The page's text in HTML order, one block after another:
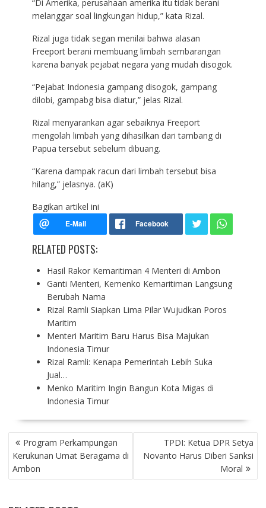
“Di Amerika, perusahaan amerika itu tidak berani
melanggar soal lingkungan hidup,” kata Rizal.
Rizal juga tidak segan menilai bahwa alasan
Freeport berani membuang limbah sembarangan
karena banyak pejabat negara yang mudah disogok.
“Pejabat Indonesia gampang disogok, gampang
dilobi, gampabg bisa diatur,” jelas Rizal.
Rizal menyarankan agar sebaiknya Freeport
mengolah limbah yang dihasilkan dari tambang di
Papua tersebut sebelum dibuang.
“Karena dampak racun dari limbah tersebut bisa
hilang,” jelasnya. (aK)
Bagikan artikel ini
RELATED POSTS:
Hasil Rakor Kemaritiman 4 Menteri di Ambon
Ganti Menteri, Kemenko Kemaritiman Langsung
Berubah Nama
Rizal Ramli Siapkan Lima Pilar Wujudkan Poros
Maritim
Menteri Maritim Baru Harus Bisa Majukan
Indonesia Timur
Rizal Ramli: Kenapa Pemerintah Lebih Suka
Jual…
Menko Maritim Ingin Bangun Kota Migas di
Indonesia Timur
P
O
S
T
A
Program Perkampungan
Kerukunan Umat Beragama di
Ambon
TPDI: Ketua DPR Setya
Novanto Harus Diberi Sanksi
Moral